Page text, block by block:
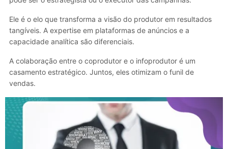
Ele é o elo que transforma a visão do produtor em resultados
tangíveis. A expertise em plataformas de anúncios e a
capacidade analítica são diferenciais.
A colaboração entre o coprodutor e o infoprodutor é um
casamento estratégico. Juntos, eles otimizam o funil de
vendas.